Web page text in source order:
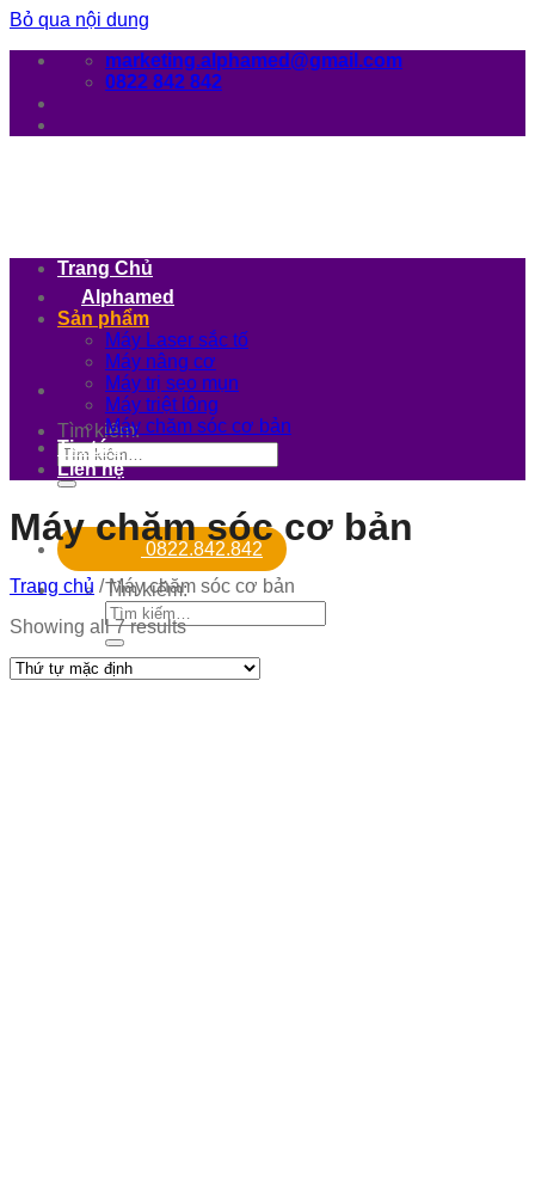
Bỏ qua nội dung
marketing.alphamed@gmail.com
0822 842 842
Tìm kiếm:
0822.842.842
Tìm kiếm:
Trang Chủ
Alphamed
Sản phẩm
Máy Laser sắc tố
Máy nâng cơ
Máy trị sẹo mụn
Máy triệt lông
Máy chăm sóc cơ bản
Tin tức
Liên hệ
Máy chăm sóc cơ bản
Trang chủ /Máy chăm sóc cơ bản
Showing all 7 results